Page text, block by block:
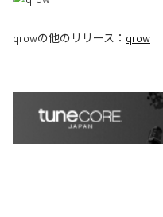
qrowの他のリリース： qrow